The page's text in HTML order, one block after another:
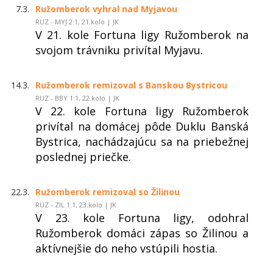
7.3. Ružomberok vyhral nad Myjavou
RUZ - MYJ 2:1, 21.kolo | JK
V 21. kole Fortuna ligy Ružomberok na
svojom trávniku privítal Myjavu.
14.3. Ružomberok remizoval s Banskou Bystricou
RUZ - BBY 1:1, 22.kolo | JK
V 22. kole Fortuna ligy Ružomberok
privítal na domácej pôde Duklu Banská
Bystrica, nachádzajúcu sa na priebežnej
poslednej priečke.
22.3. Ružomberok remizoval so Žilinou
RUZ - ZIL 1:1, 23.kolo | JK
V 23. kole Fortuna ligy, odohral
Ružomberok domáci zápas so Žilinou a
aktívnejšie do neho vstúpili hostia.